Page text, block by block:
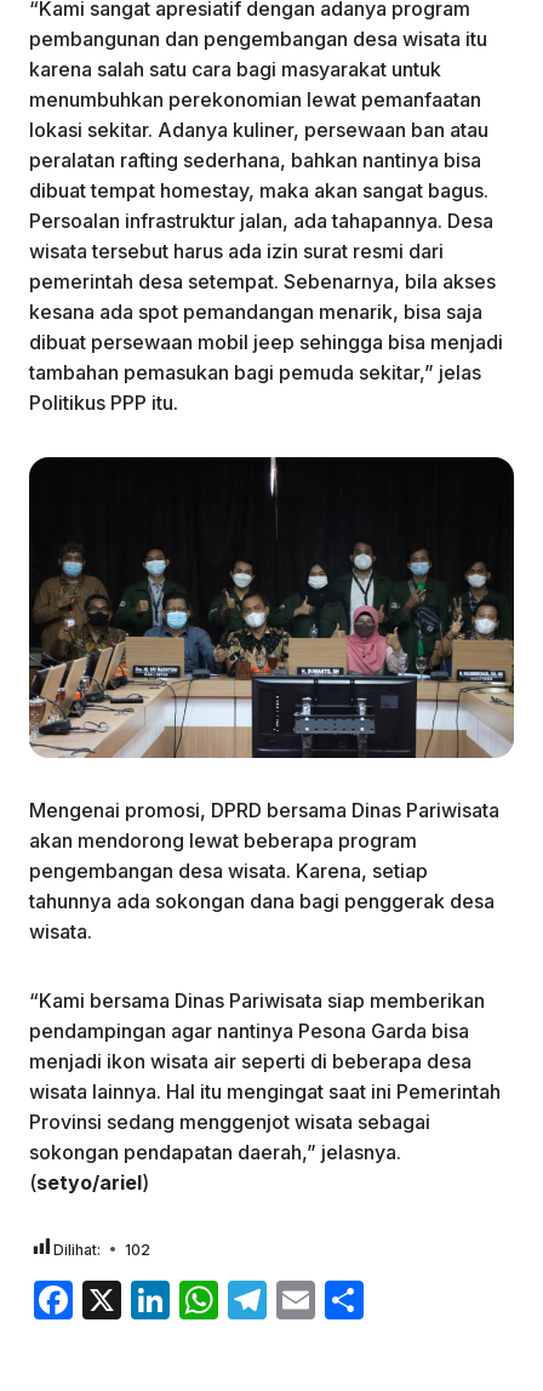
“Kami sangat apresiatif dengan adanya program
pembangunan dan pengembangan desa wisata itu
karena salah satu cara bagi masyarakat untuk
menumbuhkan perekonomian lewat pemanfaatan
lokasi sekitar. Adanya kuliner, persewaan ban atau
peralatan rafting sederhana, bahkan nantinya bisa
dibuat tempat homestay, maka akan sangat bagus.
Persoalan infrastruktur jalan, ada tahapannya. Desa
wisata tersebut harus ada izin surat resmi dari
pemerintah desa setempat. Sebenarnya, bila akses
kesana ada spot pemandangan menarik, bisa saja
dibuat persewaan mobil jeep sehingga bisa menjadi
tambahan pemasukan bagi pemuda sekitar,” jelas
Politikus PPP itu.
Mengenai promosi, DPRD bersama Dinas Pariwisata
akan mendorong lewat beberapa program
pengembangan desa wisata. Karena, setiap
tahunnya ada sokongan dana bagi penggerak desa
wisata.
“Kami bersama Dinas Pariwisata siap memberikan
pendampingan agar nantinya Pesona Garda bisa
menjadi ikon wisata air seperti di beberapa desa
wisata lainnya. Hal itu mengingat saat ini Pemerintah
Provinsi sedang menggenjot wisata sebagai
sokongan pendapatan daerah,” jelasnya.
(setyo/ariel)
Dilihat: 102
F
X
Li W T
E